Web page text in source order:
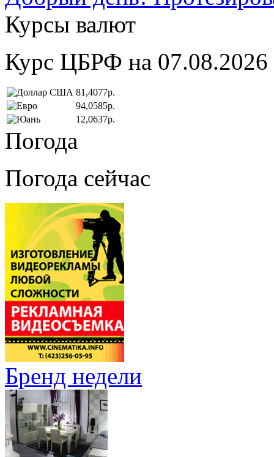
Курсы валют
Курс ЦБРФ на 07.08.2026
81,4077р.
94,0585р.
12,0637р.
Погода
Погода сейчас
Бренд недели